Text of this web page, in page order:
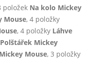
položek Na kolo Mickey
Mouse, 4 položky
, 4 položky Láhve
Polštářek Mickey
Mouse, 3 položky